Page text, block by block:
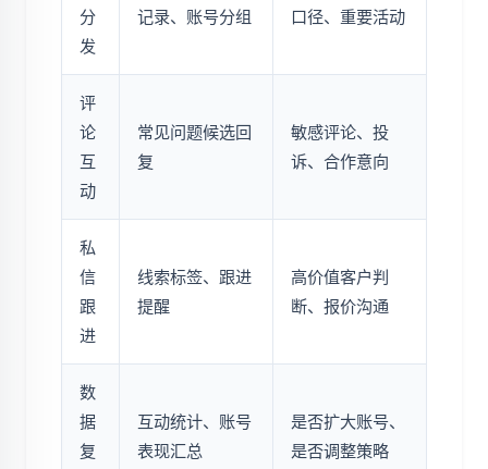
分
发
记录、账号分组
口径、重要活动
评
论
互
动
常见问题候选回
复
敏感评论、投
诉、合作意向
私
信
跟
进
线索标签、跟进
提醒
高价值客户判
断、报价沟通
数
据
复
互动统计、账号
表现汇总
是否扩大账号、
是否调整策略